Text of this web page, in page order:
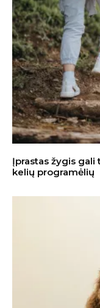
Įprastas žygis
kelių programėlių